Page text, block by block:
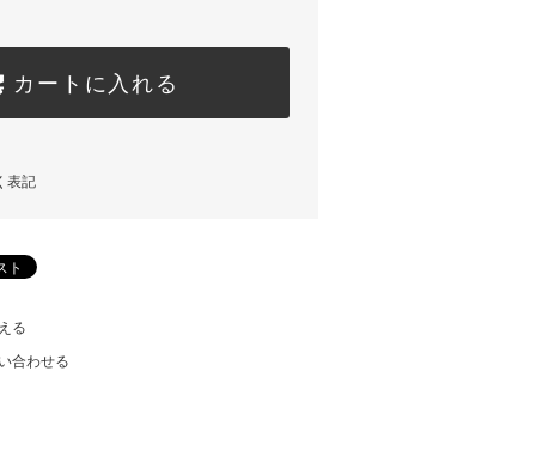
カートに入れる
表記
る
合わせる